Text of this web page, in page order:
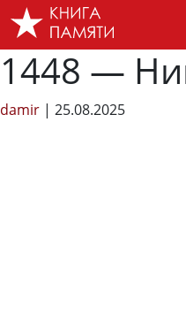
Skip
the
content
1448 —
damir | 25.08.2025